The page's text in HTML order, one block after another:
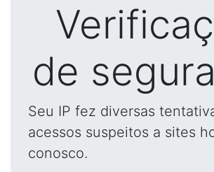
de
Seu IP fez diversas
acessos suspeitos a sites
conosco.